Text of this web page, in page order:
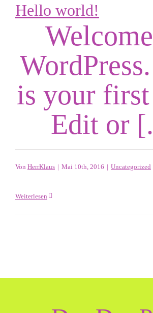
Hello world!
is your first
Edit or
Von HerrKlaus | Mai 10th, 2016 | Uncategorized
Weiterlesen